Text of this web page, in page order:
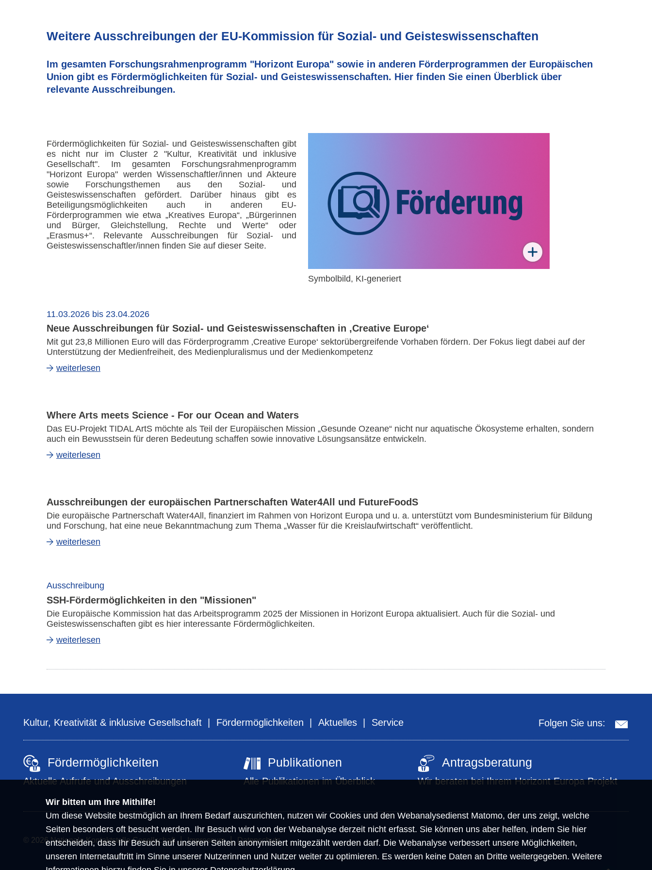
Wir bitten um Ihre Mithilfe!
Um diese Website bestmöglich an Ihrem Bedarf auszurichten, nutzen wir Cookies und den Webanalysedienst Matomo, der uns zeigt, welche
Seiten besonders oft besucht werden. Ihr Besuch wird von der Webanalyse derzeit nicht erfasst. Sie können uns aber helfen, indem Sie hier
entscheiden, dass Ihr Besuch auf unseren Seiten anonymisiert mitgezählt werden darf. Die Webanalyse verbessert unsere Möglichkeiten,
unseren Internetauftritt im Sinne unserer Nutzerinnen und Nutzer weiter zu optimieren. Es werden keine Daten an Dritte weitergegeben. Weitere
Weitere Ausschreibungen der EU-Kommission für Sozial- und Geisteswissenschaften
Im gesamten Forschungsrahmenprogramm "Horizont Europa" sowie in anderen Förderprogrammen der Europäischen
Union gibt es Fördermöglichkeiten für Sozial- und Geisteswissenschaften. Hier finden Sie einen Überblick über
relevante Ausschreibungen.
Symbolbild, KI-generiert
Fördermöglichkeiten für Sozial- und Geisteswissenschaften gibt
es nicht nur im Cluster2 "Kultur, Kreativität und inklusive
Gesellschaft". Im gesamten Forschungsrahmenprogramm
"Horizont Europa" werden Wissenschaftler/innen und Akteure
sowie Forschungsthemen aus den Sozial- und
Geisteswissenschaften gefördert. Darüber hinaus gibt es
Beteiligungsmöglichkeiten auch in anderen EU-
Förderprogrammen wie etwa „Kreatives Europa“, „Bürgerinnen
und Bürger, Gleichstellung, Rechte und Werte“ oder
„Erasmus+“. Relevante Ausschreibungen für Sozial- und
Geisteswissenschaftler/innen finden Sie auf dieser Seite.
11.03.2026 bis 23.04.2026
Neue Ausschreibungen für Sozial- und Geisteswissenschaften in ‚Creative Europe‘
Mit gut 23,8 Millionen Euro will das Förderprogramm ‚Creative Europe‘ sektorübergreifende Vorhaben fördern. Der Fokus liegt dabei auf der
Unterstützung der Medienfreiheit, des Medienpluralismus und der Medienkompetenz
weiterlesen
Where Arts meets Science - For our Ocean and Waters
Das EU-Projekt TIDAL ArtS möchte als Teil der Europäischen Mission „Gesunde Ozeane“ nicht nur aquatische Ökosysteme erhalten, sondern
auch ein Bewusstsein für deren Bedeutung schaffen sowie innovative Lösungsansätze entwickeln.
weiterlesen
Ausschreibungen der europäischen Partnerschaften Water4All und FutureFoodS
Die europäische Partnerschaft Water4All, finanziert im Rahmen von Horizont Europa und u. a. unterstützt vom Bundesministerium für Bildung
und Forschung, hat eine neue Bekanntmachung zum Thema „Wasser für die Kreislaufwirtschaft“ veröffentlicht.
weiterlesen
Ausschreibung
SSH-Fördermöglichkeiten in den "Missionen"
Die Europäische Kommission hat das Arbeitsprogramm 2025 der Missionen in Horizont Europa aktualisiert. Auch für die Sozial- und
Geisteswissenschaften gibt es hier interessante Fördermöglichkeiten.
weiterlesen
Kultur, Kreativität & inklusive Gesellschaft Fördermöglichkeiten Aktuelles Service Folgen Sie uns:
Fördermöglichkeiten
Aktuelle Aufrufe und Ausschreibungen
Publikationen
Alle Publikationen im Überblick
Antragsberatung
Wir beraten bei Ihrem Horizont Europa Projekt
© 2026 Nationale Kontaktstelle Gesellschaft Impressum Datenschutz